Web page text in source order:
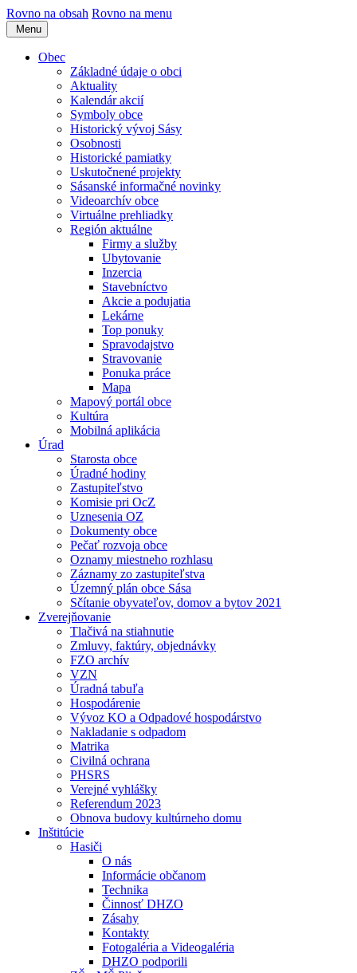
Rovno na obsah Rovno na menu
Menu
Obec
Základné údaje o obci
Aktuality
Kalendár akcií
Symboly obce
Historický vývoj Sásy
Osobnosti
Historické pamiatky
Uskutočnené projekty
Sásanské informačné novinky
Videoarchív obce
Virtuálne prehliadky
Región aktuálne
Firmy a služby
Ubytovanie
Inzercia
Stavebníctvo
Akcie a podujatia
Lekárne
Top ponuky
Spravodajstvo
Stravovanie
Ponuka práce
Mapa
Mapový portál obce
Kultúra
Mobilná aplikácia
Úrad
Starosta obce
Úradné hodiny
Zastupiteľstvo
Komisie pri OcZ
Uznesenia OZ
Dokumenty obce
Pečať rozvoja obce
Oznamy miestneho rozhlasu
Záznamy zo zastupiteľstva
Územný plán obce Sása
Sčítanie obyvateľov, domov a bytov 2021
Zverejňovanie
Tlačivá na stiahnutie
Zmluvy, faktúry, objednávky
FZO archív
VZN
Úradná tabuľa
Hospodárenie
Vývoz KO a Odpadové hospodárstvo
Nakladanie s odpadom
Matrika
Civilná ochrana
PHSRS
Verejné vyhlášky
Referendum 2023
Obnova budovy kultúrneho domu
Inštitúcie
Hasiči
O nás
Informácie občanom
Technika
Činnosť DHZO
Zásahy
Kontakty
Fotogaléria a Videogaléria
DHZO podporili